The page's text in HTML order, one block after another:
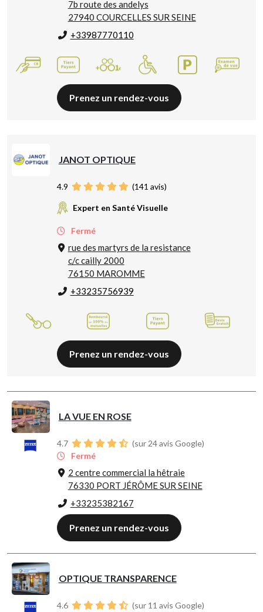
7b route des andelys
27940 COURCELLES SUR SEINE
+33987770110
Prenez un rendez-vous
JANOT OPTIQUE
4.9 (141 avis)
Expert en Santé Visuelle
Fermé
rue des martyrs de la resistance
c/c cailly 2000
76150 MAROMME
+33235756939
Prenez un rendez-vous
LA VUE EN ROSE
4.7
(sur 24 avis Google)
Fermé
2 centre commercial la hêtraie
76330 PORT JÉRÔME SUR SEINE
+33235382167
Prenez un rendez-vous
OPTIQUE TRANSPARENCE
4.6
(sur 11 avis Google)